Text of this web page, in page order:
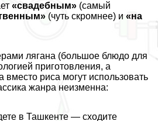
«свадебным» (самый
(чуть скромнее) и «на
лягана (большое блюдо для
приготовления, а
вместо риса могут использовать
жанра неизменна:
в Ташкенте — сходите